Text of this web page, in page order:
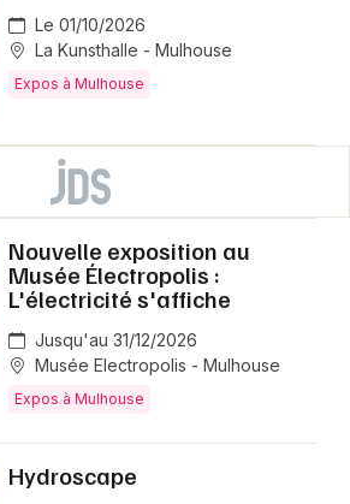
Le 01/10/2026
La Kunsthalle - Mulhouse
Expos à Mulhouse
Nouvelle exposition au
Musée Électropolis :
L'électricité s'affiche
Jusqu'au 31/12/2026
Musée Electropolis - Mulhouse
Expos à Mulhouse
Hydroscape